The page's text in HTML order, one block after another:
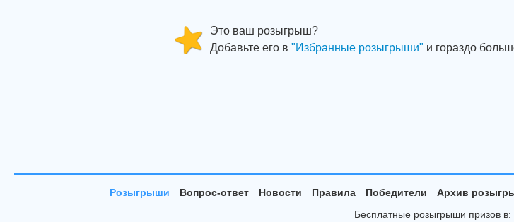
Это ваш розыгрыш?
Добавьте его в "Избранные розыгрыши" и гораздо
Розыгрыши Вопрос-ответ Новости Правила Победители Архив
Бесплатные розыгрыши призов в: